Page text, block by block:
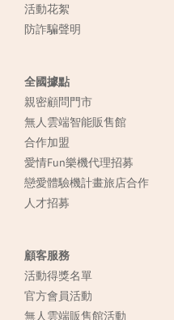
活動花絮
防詐騙聲明
全國據點
親密顧問門市
無人雲端智能販售館
合作加盟
愛情Fun樂機代理招募
戀愛體驗機計畫旅店合作
人才招募
顧客服務
活動得獎名單
官方會員活動
無人雲端販售館活動